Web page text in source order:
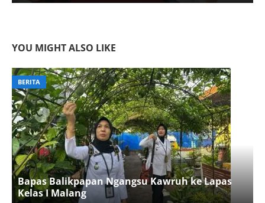
YOU MIGHT ALSO LIKE
BERITA
Bapas Balikpapan Ngangsu Kawruh ke Lapas
Kelas I Malang